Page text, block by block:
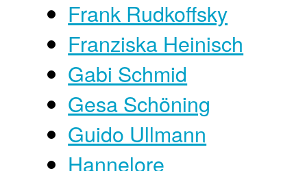
Frank Rudkoffsky
Franziska Heinisch
Gabi Schmid
Gesa Schöning
Guido Ullmann
Hannelore